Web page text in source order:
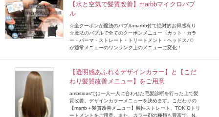
【水と空気で髪質改善】marbbマイクロバブ
ル
☆全クーポンが魔法のバブルmarbb付で絶対的お得感有り
☆魔法のバブルで全てのクーポンメニュー〈カット・カラ
ー・パーマ・ストレート・トリートメント・ヘッドスパ〉
が通常メニューのワンランク上のメニューに変化！
【透明感あふれるデザインカラー】と【こだ
わり髪質改善メニュー】をご用意
ambitiousでは一人一人に合わせた毛髪診断を行った上で髪
質改善、デザインカラーメニューを決めます。こだわりの
【marrb＋髪質改善メニュー】酸性ストレート、TOKIOトリ
ートメントをご用意。また、カラー剤の種類も豊富で、N.